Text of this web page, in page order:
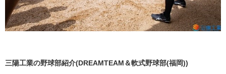
三陽工業の野球部紹介(DREAMTEAM＆軟式野球部(福岡))